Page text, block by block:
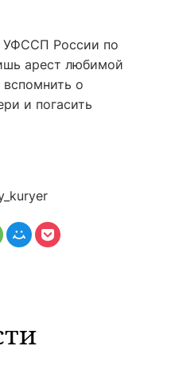
России по
арест любимой
о
и погасить